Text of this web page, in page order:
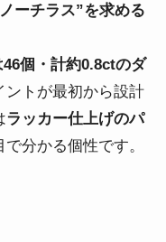
ーチラス”を求める
個・計約0.8ctのダ
ントが最初から設計
ラッカー仕上げのパ
分かる個性です。